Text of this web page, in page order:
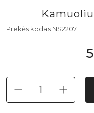
Prekės kodas NS2207